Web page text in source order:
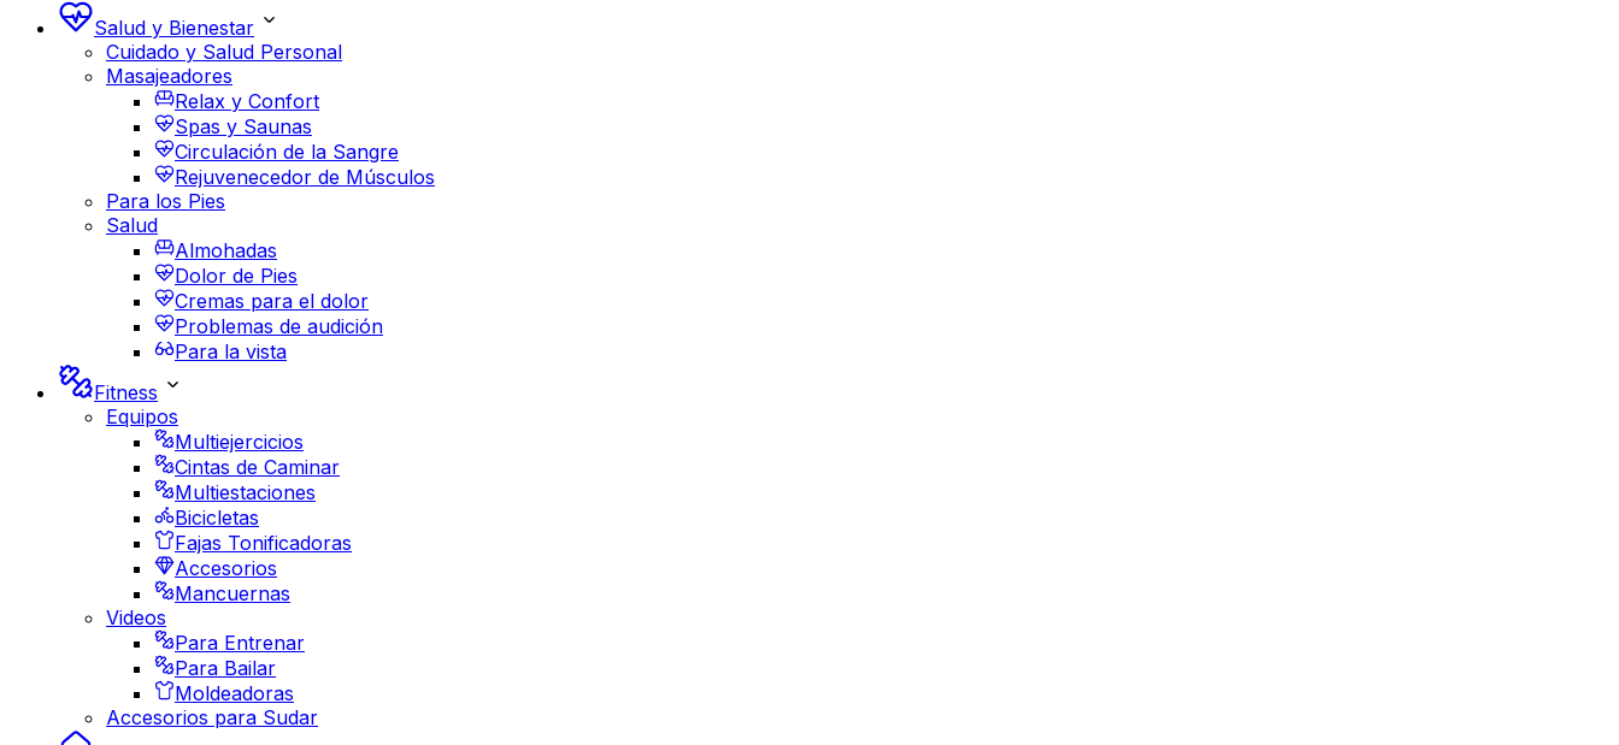
Salud y Bienestar
Cuidado y Salud Personal
Masajeadores
Relax y Confort
Spas y Saunas
Circulación de la Sangre
Rejuvenecedor de Músculos
Para los Pies
Salud
Almohadas
Dolor de Pies
Cremas para el dolor
Problemas de audición
Para la vista
Fitness
Equipos
Multiejercicios
Cintas de Caminar
Multiestaciones
Bicicletas
Fajas Tonificadoras
Accesorios
Mancuernas
Videos
Para Entrenar
Para Bailar
Moldeadoras
Accesorios para Sudar